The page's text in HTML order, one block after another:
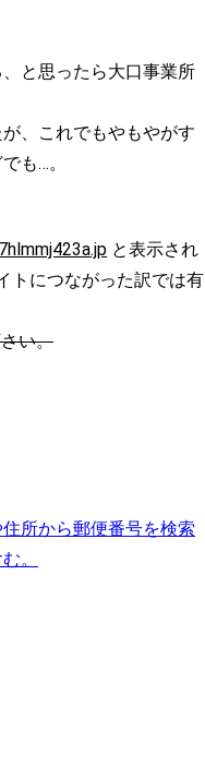
と思ったら大口事業所
、これでもやもやがす
も…。
と表示され
トにつながった訳では有
い。
所から郵便番号を検索
。